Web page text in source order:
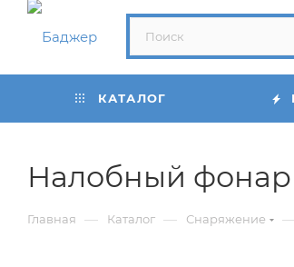
КАТАЛОГ
Налобный
Главная — Каталог — Снаряжение